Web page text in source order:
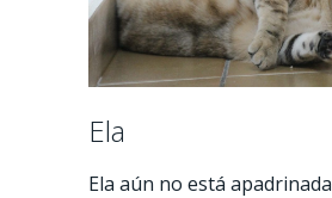
Ela
Ela aún no está apadrinada